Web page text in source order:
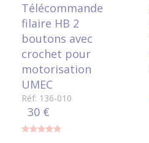
Télécommande
filaire HB 2
boutons avec
crochet pour
motorisation
UMEC
Réf: 136-010
30 €